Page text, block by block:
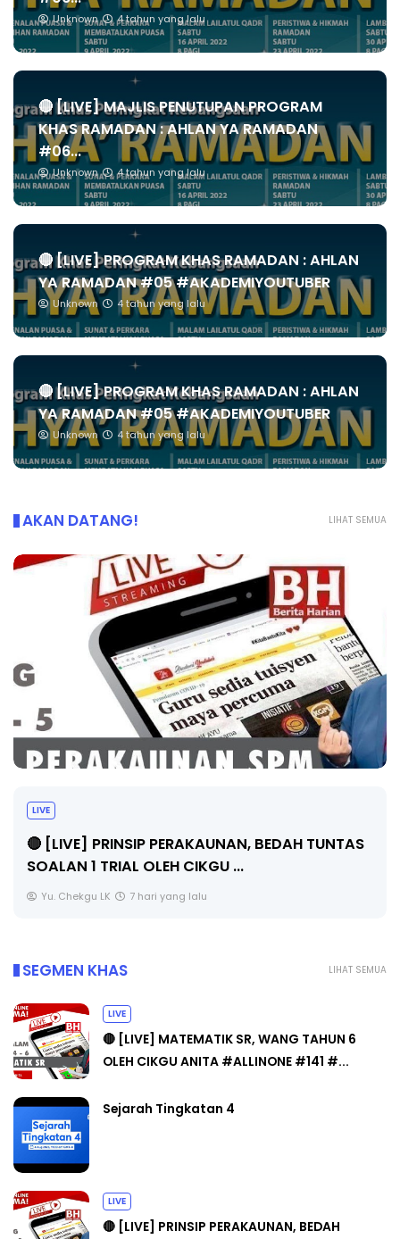
Unknown 4 tahun yang lalu
🔴 [LIVE] MAJLIS PENUTUPAN PROGRAM
KHAS RAMADAN : AHLAN YA RAMADAN
#06...
Unknown 4 tahun yang lalu
🔴 [LIVE] PROGRAM KHAS RAMADAN : AHLAN
YA RAMADAN #05 #AKADEMIYOUTUBER
Unknown 4 tahun yang lalu
🔴 [LIVE] PROGRAM KHAS RAMADAN : AHLAN
YA RAMADAN #05 #AKADEMIYOUTUBER
Unknown 4 tahun yang lalu
LIHAT SEMUA
AKAN DATANG!
BEDAH TUNTAS
CIKGU ...
lalu
PENGARAH
LIHAT SEMUA
SEGMEN KHAS
LIVE
🔴 [LIVE] MATEMATIK SR, WANG TAHUN 6
OLEH CIKGU ANITA #ALLINONE #141 #...
Sejarah Tingkatan 4
LIVE
🔴 [LIVE] PRINSIP PERAKAUNAN, BEDAH